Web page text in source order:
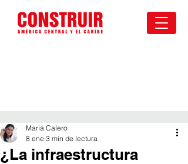
¿La infraestructura
Maria Calero
8 ene 3 min de lectura